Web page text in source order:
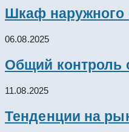
Шкаф наружного
06.08.2025
Общий
11.08.2025
Тенденции на